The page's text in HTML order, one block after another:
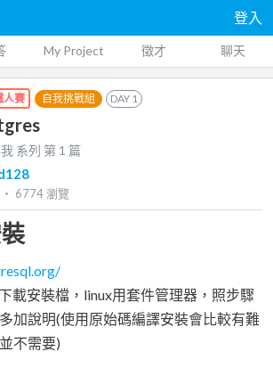
登入
My Project 徵才 聊天
人賽 自我挑戰組 DAY 1
系列 第 1 篇
‧ 6774瀏覽
載安裝檔，linux用套件管理器，照步驟
加說明(使用原始碼編譯安裝會比較有難
不需要)